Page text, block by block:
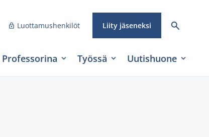
Luottamushenkilöt Liity jäseneksi
Professorina Työssä Uutishuone